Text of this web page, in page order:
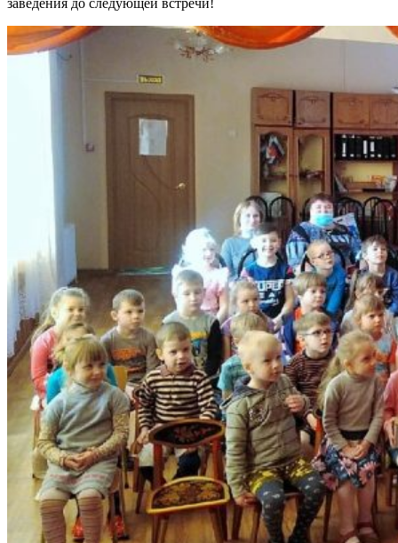
заведения до следующей встречи!